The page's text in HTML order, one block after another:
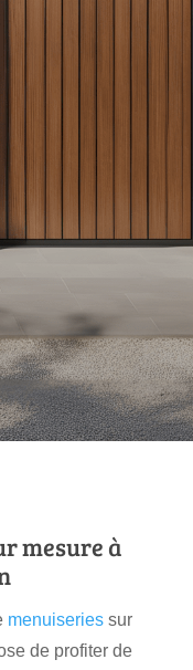
mesure à
menuiseries sur
de profiter de